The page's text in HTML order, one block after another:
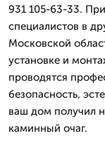
931 105-63-33.
специалистов в
Московской
установке и
проводятся
безопасность,
ваш дом получил
каминный очаг.